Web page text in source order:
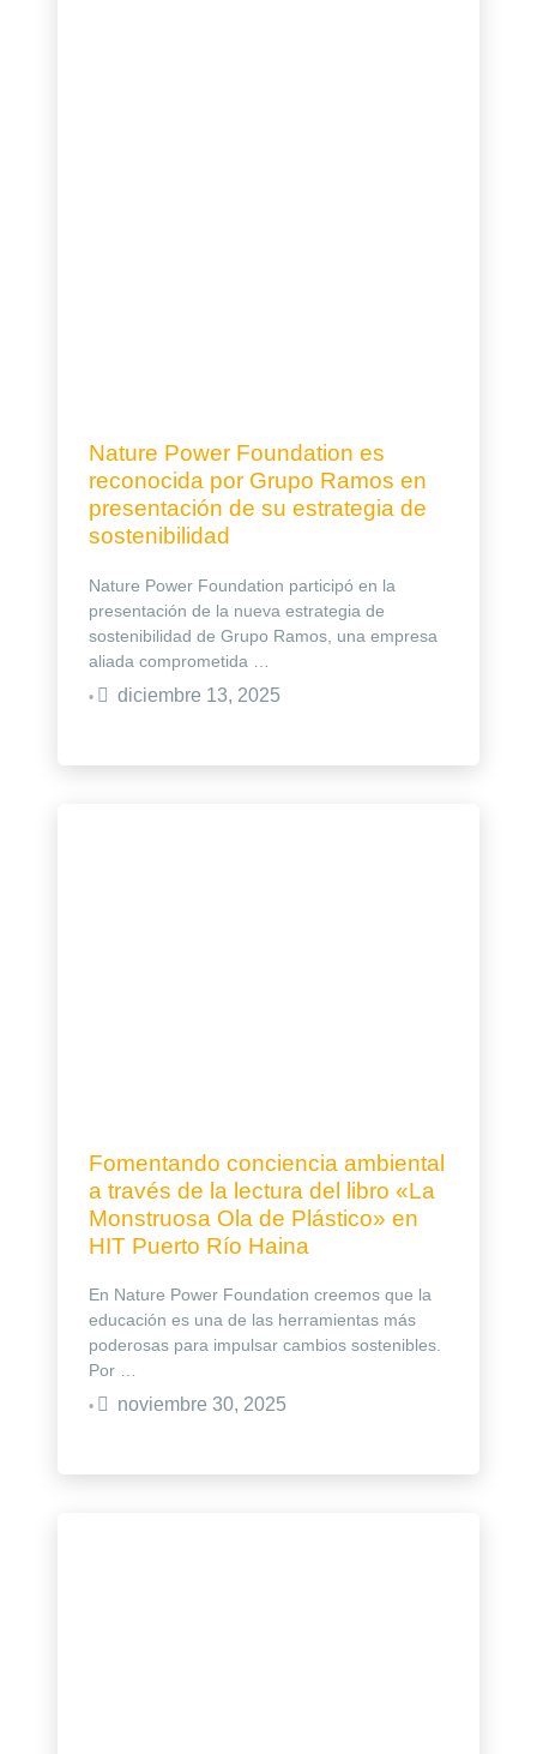
Nature Power Foundation es
reconocida por Grupo Ramos en
presentación de su estrategia de
sostenibilidad
Nature Power Foundation participó en la
presentación de la nueva estrategia de
sostenibilidad de Grupo Ramos, una empresa
aliada comprometida …
• diciembre 13, 2025
Fomentando conciencia ambiental
a través de la lectura del libro «La
Monstruosa Ola de Plástico» en
HIT Puerto Río Haina
En Nature Power Foundation creemos que la
educación es una de las herramientas más
poderosas para impulsar cambios sostenibles.
Por …
• noviembre 30, 2025